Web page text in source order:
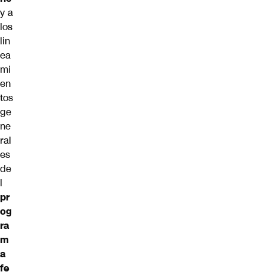
y a
los
lin
ea
mi
en
tos
ge
ne
ral
es
de
l
pr
og
ra
m
a
fe